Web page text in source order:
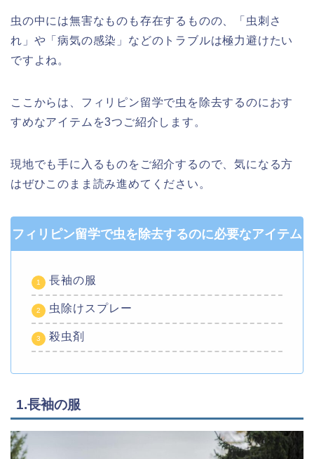
虫の中には無害なものも存在するものの、「虫刺さ
れ」や「病気の感染」などのトラブルは極力避けたい
ですよね。
ここからは、フィリピン留学で虫を除去するのにおす
すめなアイテムを3つご紹介します。
現地でも手に入るものをご紹介するので、気になる方
はぜひこのまま読み進めてください。
フィリピン留学で虫を除去するのに必要なアイテム
長袖の服
虫除けスプレー
殺虫剤
1.長袖の服